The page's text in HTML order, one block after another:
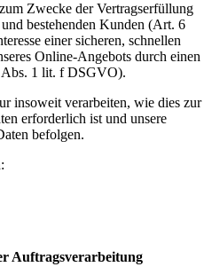
Zwecke der Vertragserfüllung
bestehenden Kunden (Art. 6
einer sicheren, schnellen
Online-Angebots durch einen
1 lit. f DSGVO).
insoweit verarbeiten, wie dies zur
erforderlich ist und unsere
befolgen.
Auftragsverarbeitung